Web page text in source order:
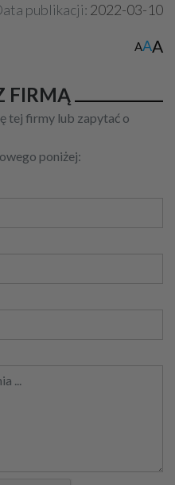
publikacji: 2022-03-10
AAA
FIRMĄ
tej firmy lub zapytać o
poniżej: